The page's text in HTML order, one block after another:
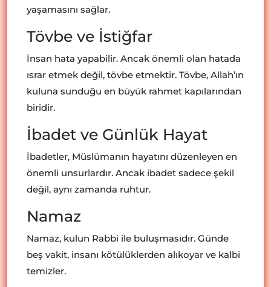
yaşamasını sağlar.
Tövbe ve İstiğfar
İnsan hata yapabilir. Ancak önemli olan hatada
ısrar etmek değil, tövbe etmektir. Tövbe, Allah’ın
kuluna sunduğu en büyük rahmet kapılarından
biridir.
İbadet ve Günlük Hayat
İbadetler, Müslümanın hayatını düzenleyen en
önemli unsurlardır. Ancak ibadet sadece şekil
değil, aynı zamanda ruhtur.
Namaz
Namaz, kulun Rabbi ile buluşmasıdır. Günde
beş vakit, insanı kötülüklerden alıkoyar ve kalbi
temizler.